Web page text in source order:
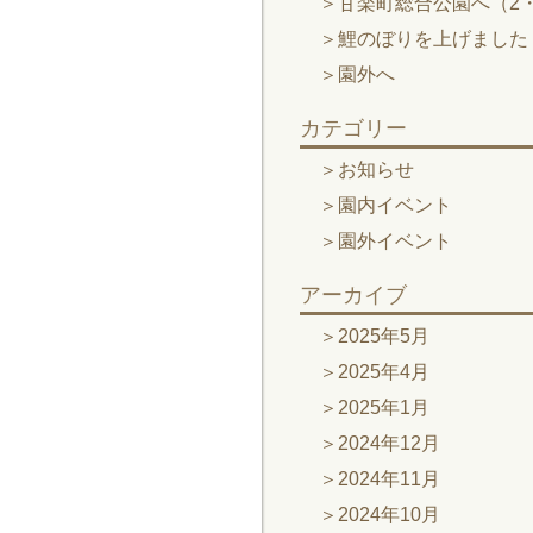
鯉のぼりを上げました
園外へ
カテゴリー
お知らせ
園内イベント
園外イベント
アーカイブ
2025年5月
2025年4月
2025年1月
2024年12月
2024年11月
2024年10月